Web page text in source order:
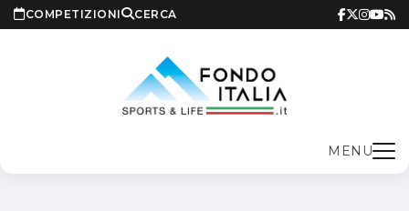
COMPETIZIONI CERCA
MENU